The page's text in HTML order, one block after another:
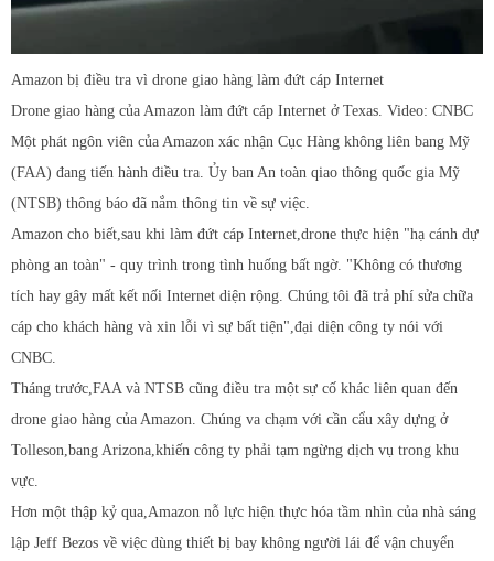
Amazon bị điều tra vì drone giao hàng làm đứt cáp Internet
Drone giao hàng của Amazon làm đứt cáp Internet ở Texas. Video: CNBC
Một phát ngôn viên của Amazon xác nhận Cục Hàng không liên bang Mỹ
(FAA) đang tiến hành điều tra. Ủy ban An toàn qiao thông quốc gia Mỹ
(NTSB) thông báo đã nắm thông tin về sự việc.
Amazon cho biết,sau khi làm đứt cáp Internet,drone thực hiện "hạ cánh dự
phòng an toàn" - quy trình trong tình huống bất ngờ. "Không có thương
tích hay gây mất kết nối Internet diện rộng. Chúng tôi đã trả phí sửa chữa
cáp cho khách hàng và xin lỗi vì sự bất tiện",đại diện công ty nói với
CNBC.
Tháng trước,FAA và NTSB cũng điều tra một sự cố khác liên quan đến
drone giao hàng của Amazon. Chúng va chạm với cần cẩu xây dựng ở
Tolleson,bang Arizona,khiến công ty phải tạm ngừng dịch vụ trong khu
vực.
Hơn một thập kỷ qua,Amazon nỗ lực hiện thực hóa tầm nhìn của nhà sáng
lập Jeff Bezos về việc dùng thiết bị bay không người lái để vận chuyển